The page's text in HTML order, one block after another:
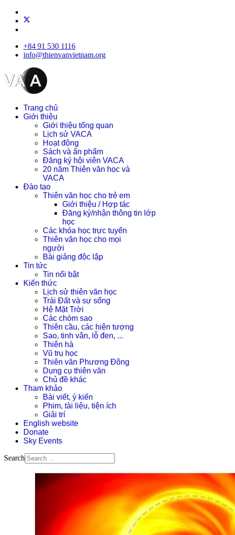
+84 91 530 1116
info@thienvanvietnam.org
Trang chủ
Giới thiệu
Giới thiệu tổng quan
Lịch sử VACA
Hoạt động
Sách và ấn phẩm
Đăng ký hội viên VACA
20 năm Thiên văn học và
VACA
Đào tạo
Thiên văn học cho trẻ em
Giới thiệu / Hợp tác
Đăng ký/nhận thông tin lớp
học
Các khóa học trực tuyến
Thiên văn học cho mọi
người
Bài giảng độc lập
Tin tức
Tin nổi bật
Kiến thức
Lịch sử thiên văn học
Trái Đất và sự sống
Hệ Mặt Trời
Các chòm sao
Thiên cầu, các hiện tượng
Sao, tinh vân, lỗ đen, ...
Thiên hà
Vũ trụ học
Thiên văn Phương Đông
Dụng cụ thiên văn
Chủ đề khác
Tham khảo
Bài viết, ý kiến
Phim, tài liệu, tiện ích
Giải trí
English website
Donate
Sky Events
Search